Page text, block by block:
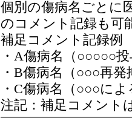
個別の傷病名ごとに
のコメント記録も可
補足コメント記録例
・A傷病名（○○○○○
・B傷病名（○○○再
・C傷病名（○○○に
注記：補足コメント